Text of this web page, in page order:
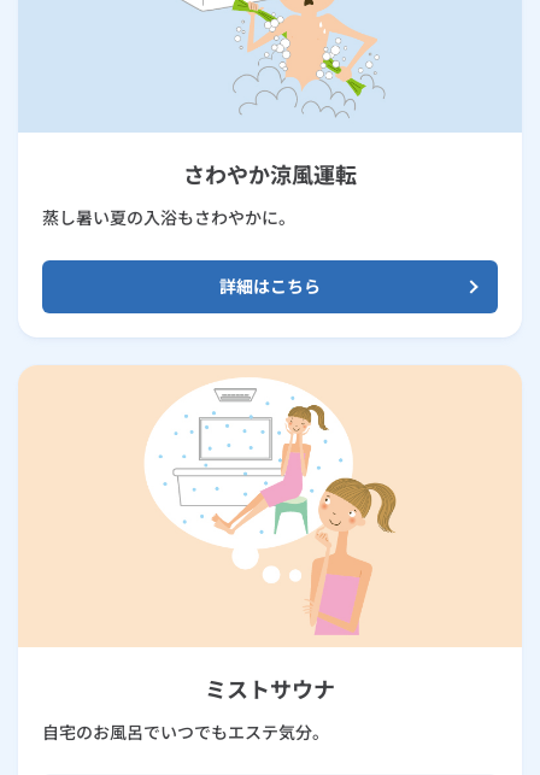
さわやか涼風運転
蒸し暑い夏の入浴もさわやかに。
詳細はこちら
ミストサウナ
自宅のお風呂でいつでもエステ気分。